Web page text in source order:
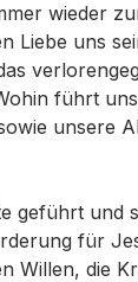
wieder
Liebe uns
führt
unsere
geführt und
für
Willen, die